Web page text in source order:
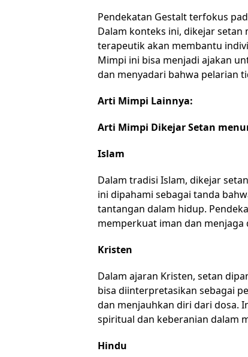
Pendekatan Gestalt terfokus
Dalam konteks ini, dikejar
terapeutik akan membantu
Mimpi ini bisa menjadi ajakan
dan menyadari bahwa pelarian
Arti Mimpi Lainnya:
Arti Mimpi Dikejar Setan
Islam
Dalam tradisi Islam, dikejar
ini dipahami sebagai tanda
tantangan dalam hidup.
memperkuat iman dan
Kristen
Dalam ajaran Kristen, setan
bisa diinterpretasikan sebagai
dan menjauhkan diri dari dosa.
spiritual dan keberanian dalam
Hindu